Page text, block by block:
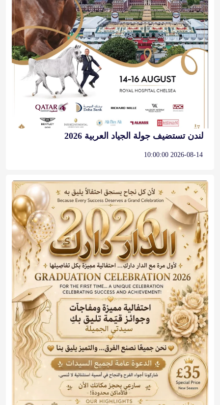
لندن تستضيف جولة الجياد العربية 2026
2026-08-14 10:00:00